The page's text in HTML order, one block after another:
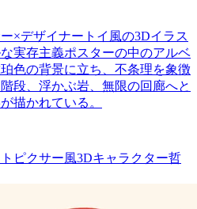
×デザイナートイ風の3Dイラス
実存主義ポスターの中のアルベ
色の背景に立ち、不条理を象徴
段、浮かぶ岩、無限の回廊へと
描かれている。
ピクサー風3Dキャラクター哲